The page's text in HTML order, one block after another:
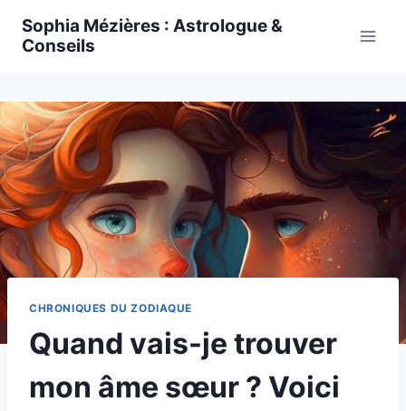
Sophia Mézières : Astrologue &
Conseils
CHRONIQUES DU ZODIAQUE
Quand vais-je trouver
mon âme sœur ? Voici